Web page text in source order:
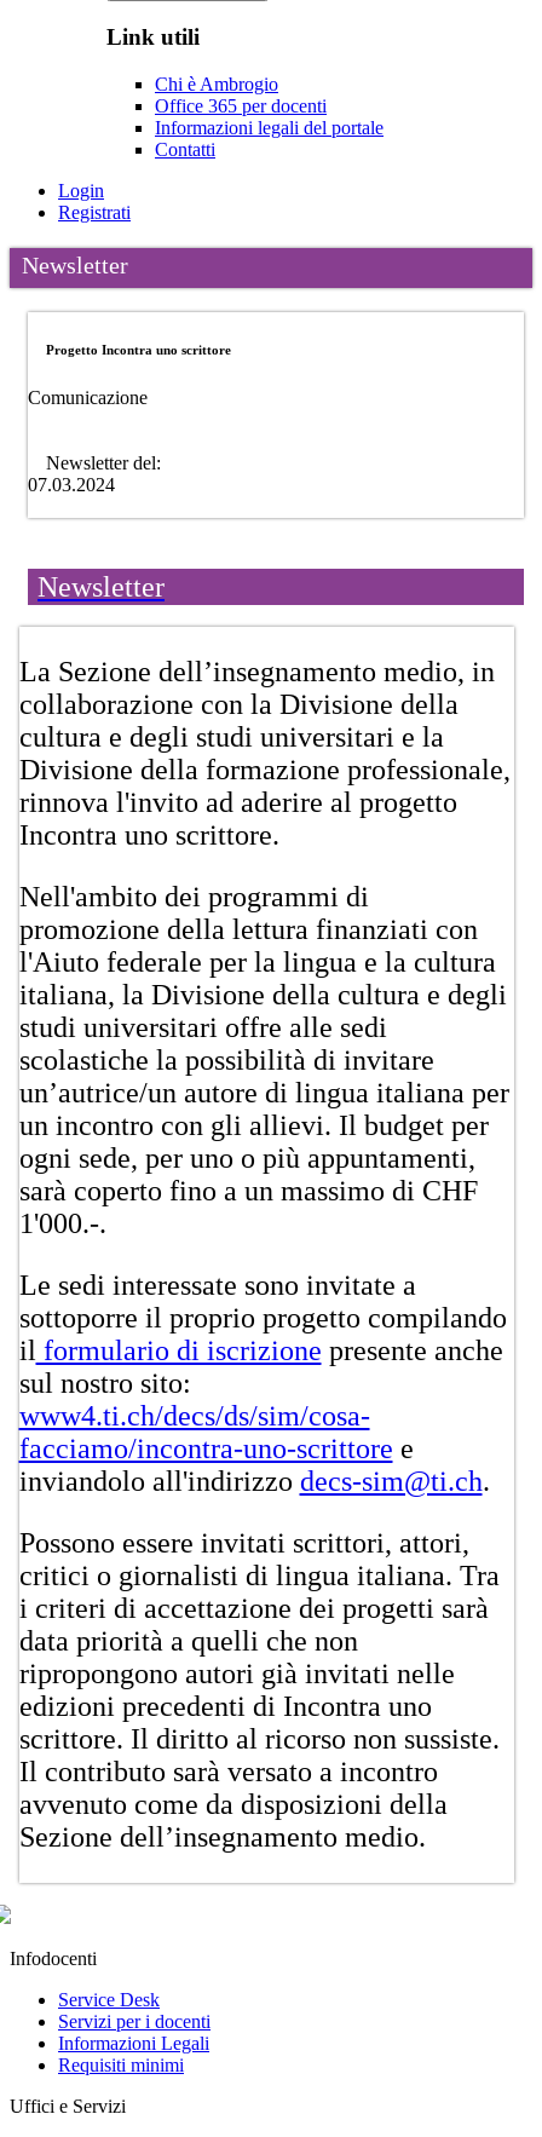
Link utili
Chi è Ambrogio
Office 365 per docenti
Informazioni legali del portale
Contatti
Login
Registrati
Newsletter
Progetto Incontra uno scrittore
Comunicazione
Newsletter del:
07.03.2024
Newsletter
​​​La Sezione dell’insegnamento medio, in
collaborazione con la Divisione della
cultura e degli studi universitari e la
Divisione della formazione professionale,
rinnova l'invito ad aderire al progetto
Incontra uno scrittore.
Nell'ambito dei programmi di
promozione della lettura finanziati con
l'Aiuto federale per la lingua e la cultura
italiana, la Divisione della cultura e degli
studi universitari offre alle sedi
scolastiche la possibilità di invitare
un’autrice/un autore di lingua italiana per
un incontro con gli allievi. Il budget per
ogni sede, per uno o più appuntamenti,
sarà coperto fino a un massimo di CHF
1'000.-.
Le sedi interessate sono invitate a
sottoporre il proprio progetto compilando
il form​ulario di isc​rizione presente anche
sul nostro sito:
www4.ti.ch/decs/ds/sim/cosa-
facciamo/incontra-uno-scrittore​ e
inviandolo all'indirizzo decs-sim@ti.ch.
Possono essere invitati scrittori, attori,
critici o giornalisti di lingua italiana. Tra
i criteri di accettazione dei progetti sarà
data priorità a quelli che non
ripropongono autori già invitati nelle
edizioni precedenti di Incontra uno
scrittore. Il diritto al ricorso non sussiste.
Il contributo sarà versato a incontro
avvenuto come da disposizioni della
Sezione dell’insegnamento medio.​
Infodocenti
Service Desk
Servizi per i docenti
Informazioni Legali
Requisiti minimi
Uffici e Servizi